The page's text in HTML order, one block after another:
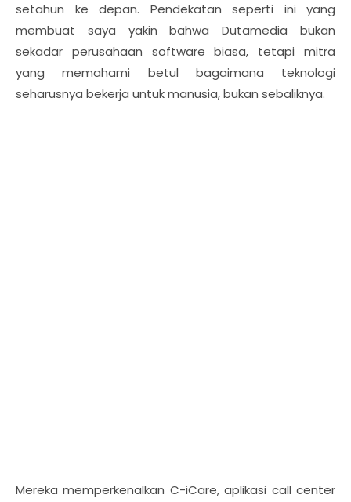
setahun ke depan. Pendekatan seperti ini yang
membuat saya yakin bahwa Dutamedia bukan
sekadar perusahaan software biasa, tetapi mitra
yang memahami betul bagaimana teknologi
seharusnya bekerja untuk manusia, bukan sebaliknya.
Mereka memperkenalkan C-iCare, aplikasi call center